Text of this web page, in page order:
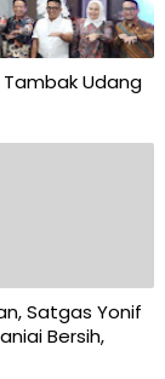
Udang
Satgas Yonif
Bersih,